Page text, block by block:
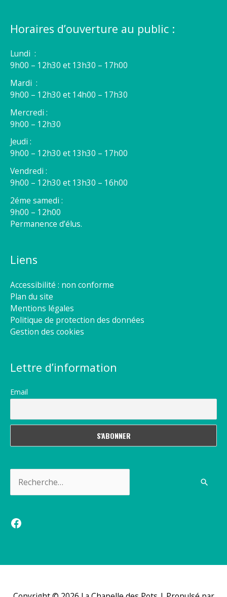
Horaires d’ouverture au public :
Lundi :
9h00 – 12h30 et 13h30 – 17h00
Mardi :
9h00 – 12h30 et 14h00 – 17h30
Mercredi :
9h00 – 12h30
Jeudi :
9h00 – 12h30 et 13h30 – 17h00
Vendredi :
9h00 – 12h30 et 13h30 – 16h00
2éme samedi :
9h00 – 12h00
Permanence d’élus.
Liens
Accessibilité : non conforme
Plan du site
Mentions légales
Politique de protection des données
Gestion des cookies
Lettre d’information
Email
Facebook